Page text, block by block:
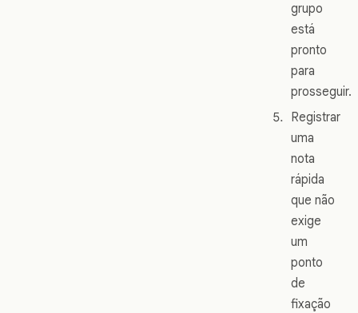
grupo
está
pronto
para
prosseguir.
Registrar
uma
nota
rápida
que não
exige
um
ponto
de
fixação